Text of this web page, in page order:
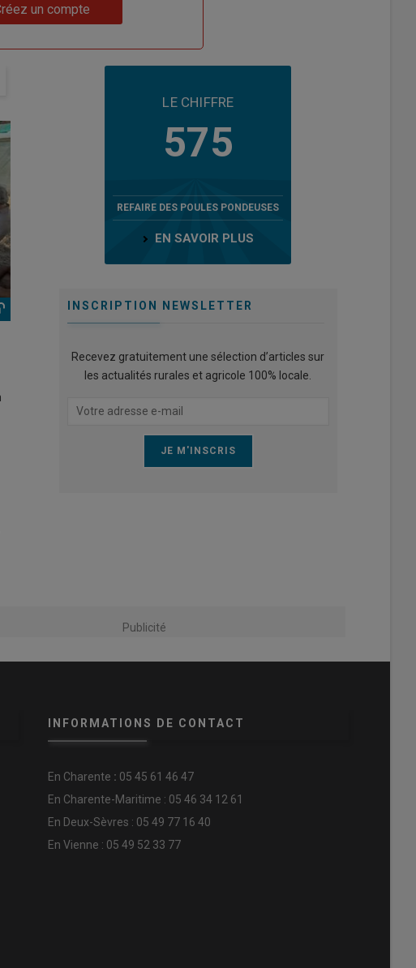
un compte
LE CHIFFRE
575
REFAIRE DES POULES PONDEUSES
EN SAVOIR PLUS
INSCRIPTION NEWSLETTER
Recevez gratuitement une sélection d’articles sur
les actualités rurales et agricole 100% locale.
Publicité
INFORMATIONS DE CONTACT
En Charente : 05 45 61 46 47
En Charente-Maritime : 05 46 34 12 61
En Deux-Sèvres : 05 49 77 16 40
En Vienne : 05 49 52 33 77